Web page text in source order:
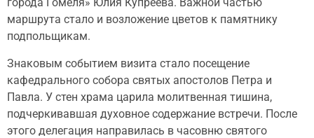
маршрута стало и возложение цветов к памятнику
подпольщикам.
Знаковым событием визита стало посещение
кафедрального собора святых апостолов Петра и
Павла. У стен храма царила молитвенная тишина,
подчеркивавшая духовное содержание встречи. После
этого делегация направилась в часовню святого